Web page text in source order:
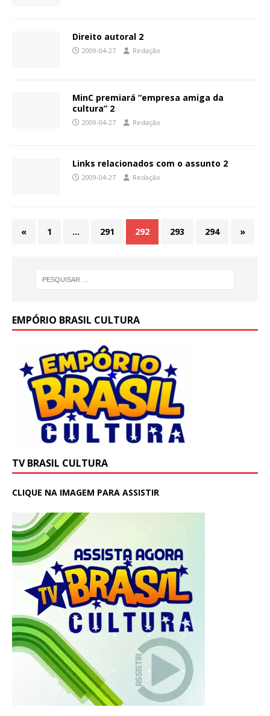
Direito autoral 2
2009-04-27 Redação
MinC premiará “empresa amiga da
cultura” 2
2009-04-27 Redação
Links relacionados com o assunto 2
2009-04-27 Redação
« 1 … 291 292 293 294 »
EMPÓRIO BRASIL CULTURA
TV BRASIL CULTURA
CLIQUE NA IMAGEM PARA ASSISTIR